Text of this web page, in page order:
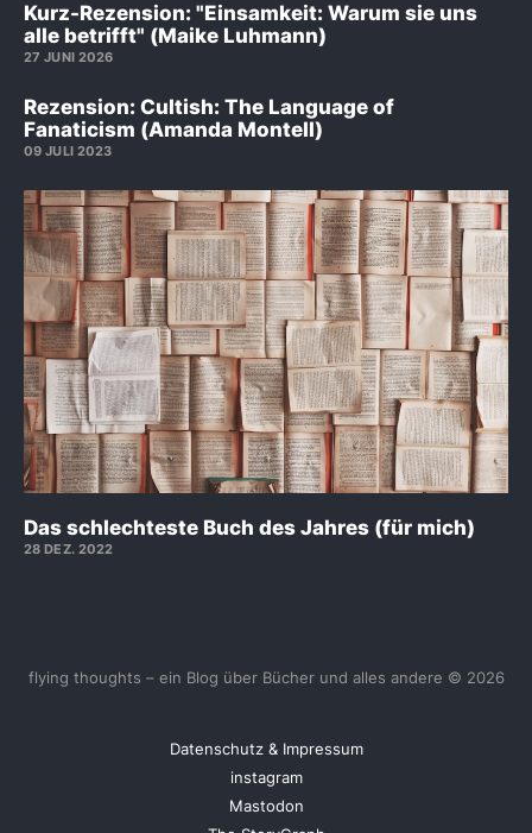
Kurz-Rezension: "Einsamkeit: Warum sie uns
alle betrifft" (Maike Luhmann)
27 JUNI 2026
Rezension: Cultish: The Language of
Fanaticism (Amanda Montell)
09 JULI 2023
Das schlechteste Buch des Jahres (für mich)
28 DEZ. 2022
flying thoughts – ein Blog über Bücher und alles andere © 2026
Datenschutz & Impressum
instagram
Mastodon